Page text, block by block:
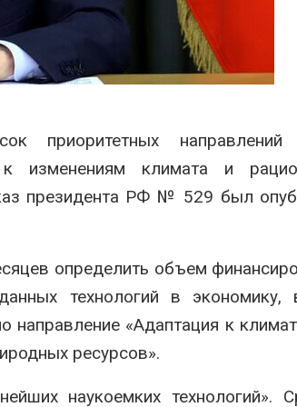
приоритетных направлений
изменениям климата и
президента РФ № 529 был
определить объем
технологий в экономику,
«Адаптация к
ресурсов».
наукоемких технологий».
расчёта
квот на
выбросы
проверяют